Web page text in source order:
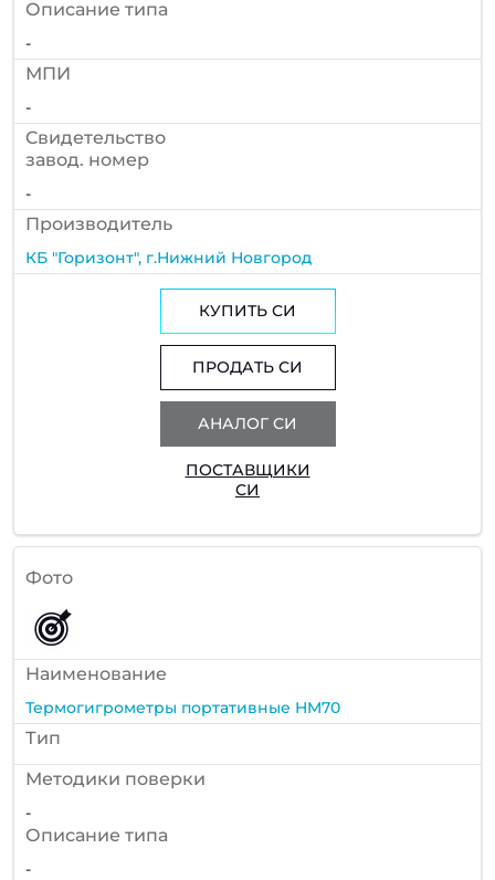
Описание типа
-
МПИ
-
Cвидетельство
завод. номер
-
Производитель
КБ "Горизонт", г.Нижний Новгород
КУПИТЬ СИ
ПРОДАТЬ СИ
АНАЛОГ СИ
ПОСТАВЩИКИ
СИ
Фото
Наименование
Термогигрометры портативные HM70
Тип
Методики поверки
-
Описание типа
-